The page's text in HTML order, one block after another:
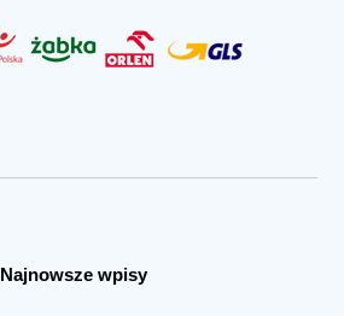
Najnowsze wpisy